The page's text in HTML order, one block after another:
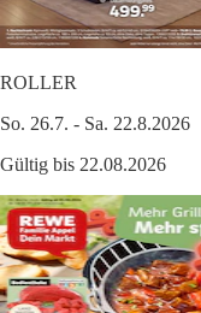
ROLLER
So. 26.7. - Sa. 22.8.2026
Gültig bis 22.08.2026